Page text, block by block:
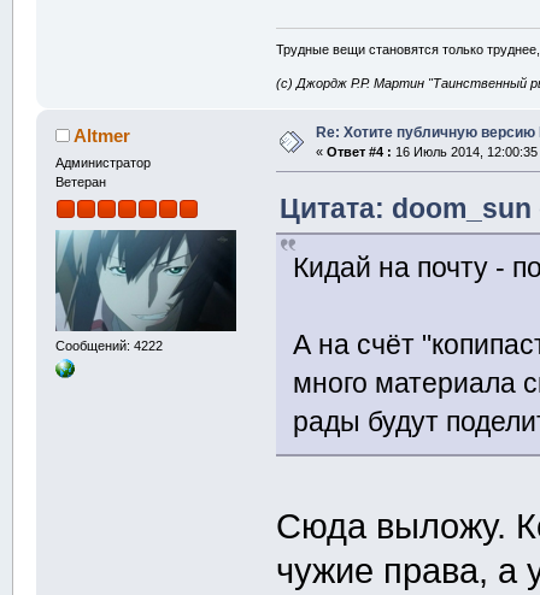
Трудные вещи становятся только
(с) Джордж Р.Р. Мартин "Таинственный
Altmer
Администратор
Ветеран
Сообщений: 4222
Re: Хотите публичную версию
« Ответ #4 : 16 Июль 2014, 12:00:35
Цитата:
Кидай на почту -
А на счёт
много материала
рады будут
Сюда выложу.
чужие права, а